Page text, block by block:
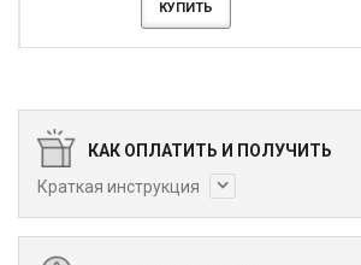
КУПИТЬ
КАК ОПЛАТИТЬ И ПОЛУЧИТЬ
Краткая инструкция